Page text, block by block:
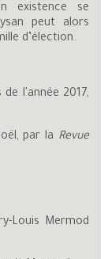
existence se
peut alors
d’élection.
l'année 2017,
par la Revue
Louis Mermod